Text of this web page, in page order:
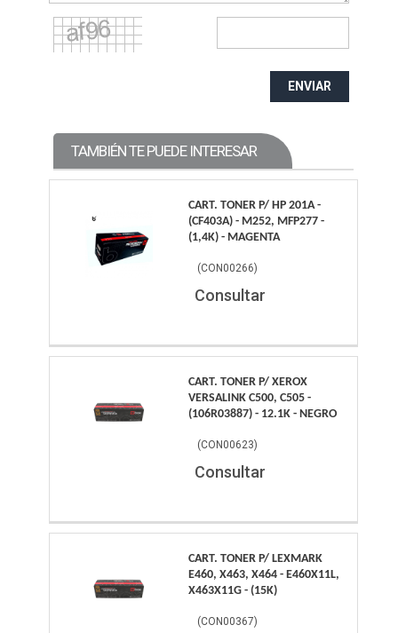
ENVIAR
TAMBIÉN TE PUEDE INTERESAR
CART. TONER P/ HP 201A -
(CF403A) - M252, MFP277 -
(1,4K) - MAGENTA
(CON00266)
Consultar
CART. TONER P/ XEROX
VERSALINK C500, C505 -
(106R03887) - 12.1K - NEGRO
(CON00623)
Consultar
CART. TONER P/ LEXMARK
E460, X463, X464 - E460X11L,
X463X11G - (15K)
(CON00367)